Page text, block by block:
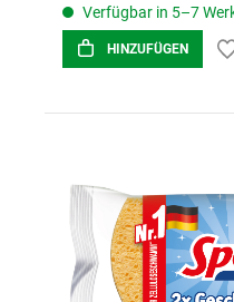
Verfügbar in 5–7
HINZUFÜGEN